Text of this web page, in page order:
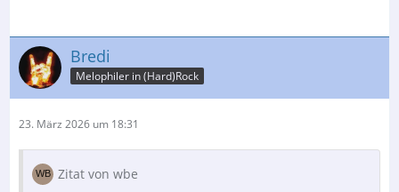
Bredi
Melophiler in (Hard)Rock
23. März 2026 um 18:31
Zitat von wbe